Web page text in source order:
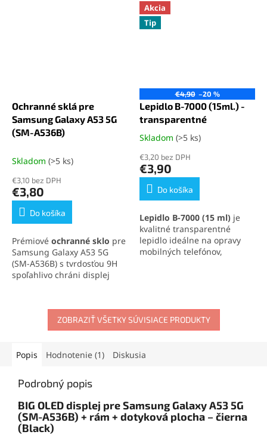
Ochranné sklá pre
Samsung Galaxy A53 5G
(SM-A536B)
Skladom (>5 ks)
€3,10 bez DPH
€3,80
Do košíka
Prémiové ochranné sklo pre
Samsung Galaxy A53 5G
(SM-A536B) s tvrdosťou 9H
spoľahlivo chráni displej
okraje telefónua poskytuje
maximálnu ochranu.
Oleofóbna vrstva udrží
vysokú citlivosť.
Akcia
Tip
€4,90 –20 %
Lepidlo B-7000 (15ml.) -
transparentné
Priemerné
produktu
je
5,0
hviezdičiek.
Skladom (>5 ks)
€3,20 bez DPH
€3,90
Do košíka
Lepidlo B-7000 (15 ml) je
kvalitné transparentné
lepidlo ideálne na opravy
mobilných telefónov,
oderu. Vďaka presnej
aplikačnej špičke sa
jednoducho nanáša aj na
ZOBRAZIŤ VŠETKY SÚVISIACE PRODUKTY
Popis Hodnotenie (1) Diskusia
Podrobný popis
BIG OLED displej pre Samsung Galaxy A53 5G
(SM-A536B) + rám + dotyková plocha – čierna
(Black)